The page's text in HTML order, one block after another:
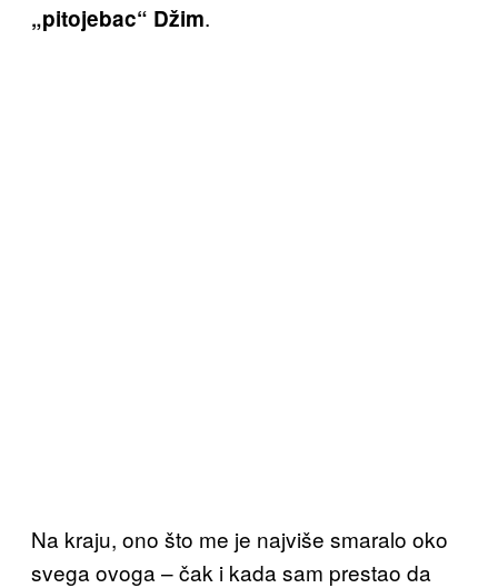
„pitojebac“ Džim.
Na kraju, ono što me je najviše smaralo oko
svega ovoga – čak i kada sam prestao da